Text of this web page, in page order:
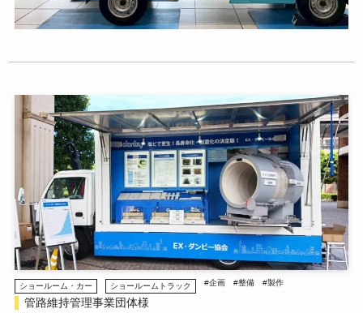
ショールーム・カー ショールームトラック #企画 #整備 #製作
管路維持管理事業団体様